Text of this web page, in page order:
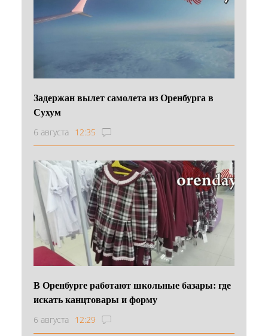
Задержан вылет самолета из Оренбурга в
Сухум
6 августа 12:35
В Оренбурге работают школьные базары: где
искать канцтовары и форму
6 августа 12:29